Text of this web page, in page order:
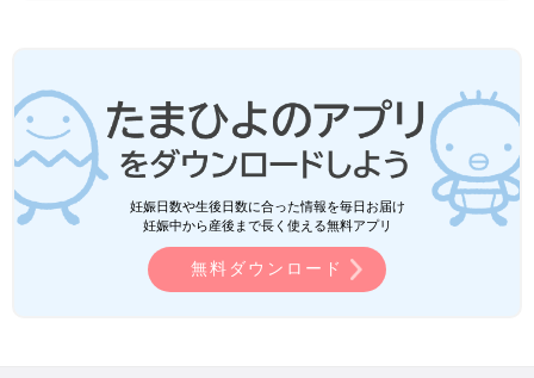
妊娠日数や生後日数に合った情報を毎日お届け
妊娠中から産後まで長く使える無料アプリ
無料ダウンロード